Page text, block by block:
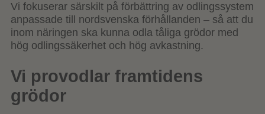
Vi fokuserar särskilt på förbättring av odlingssystem
anpassade till nordsvenska förhållanden – så att du
inom näringen ska kunna odla tåliga grödor med
hög odlingssäkerhet och hög avkastning.
Vi provodlar framtidens
grödor